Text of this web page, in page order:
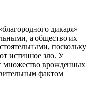
дикаря»
а общество их
поскольку
истинное зло. У
множество врожденных
фактом